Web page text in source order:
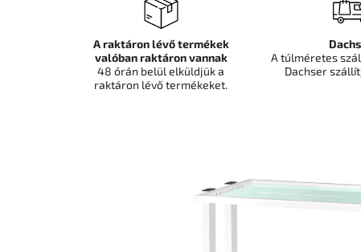
A raktáron lévő termékek
valóban raktáron vannak
48 órán belül elküldjük a
raktáron lévő termékeket.
A túlméretes
Dachser